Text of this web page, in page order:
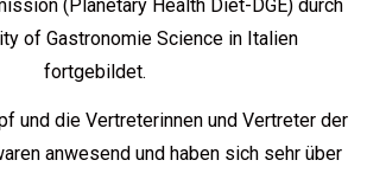
(Planetary Health Diet-DGE) durch
of Gastronomie Science in Italien
fortgebildet.
und die Vertreterinnen und Vertreter der
anwesend und haben sich sehr über